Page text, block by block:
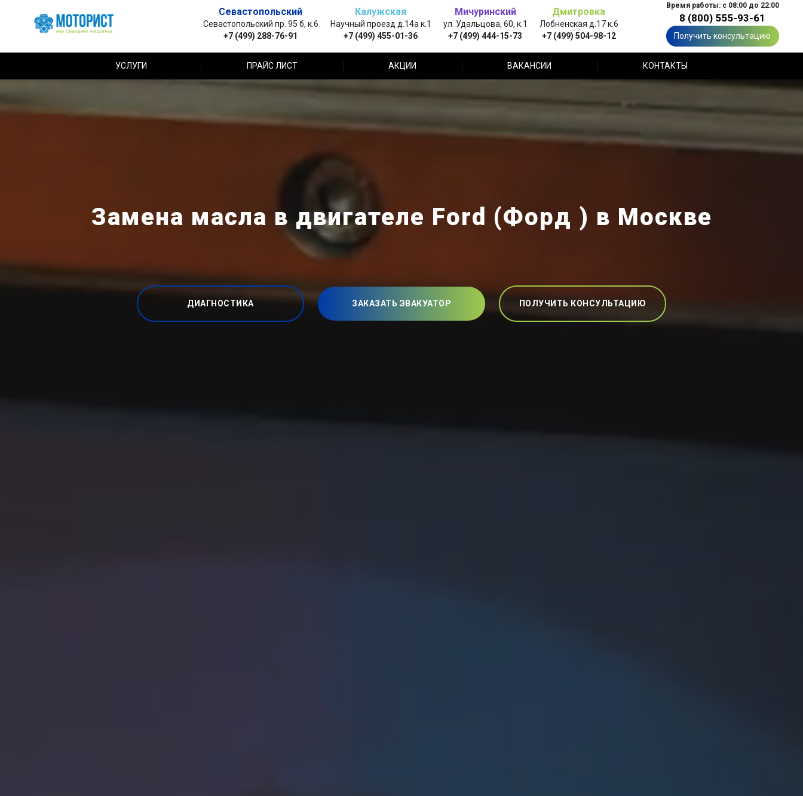
Севастопольский
Севастопольский пр. 95 б, к.6
+7 (499) 288-76-91
Калужская
Научный проезд д.14а к.1
+7 (499) 455-01-36
Мичуринский
ул. Удальцова, 60, к.1
+7 (499) 444-15-73
Дмитровка
Лобненская д.17 к.6
+7 (499) 504-98-12
Время работы: с 08:00 до 22:00
8 (800) 555-93-61
Получить консультацию
УСЛУГИ ПРАЙС ЛИСТ АКЦИИ ВАКАНСИИ КОНТАКТЫ
Замена масла в двигателе Ford (Форд ) в Москве
ДИАГНОСТИКА ЗАКАЗАТЬ ЭВАКУАТОР ПОЛУЧИТЬ КОНСУЛЬТАЦИЮ